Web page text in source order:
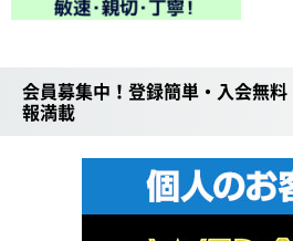
会員募集中！登録簡単・入会無
報満載